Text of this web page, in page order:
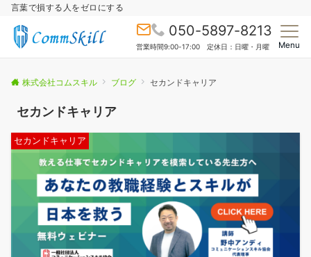
言葉で損する人をゼロにする
050-5897-8213
営業時間9:00-17:00 定休日：日曜・月曜 Menu
株式会社コムスキル ブログ セカンドキャリア
セカンドキャリア
セカンドキャリア